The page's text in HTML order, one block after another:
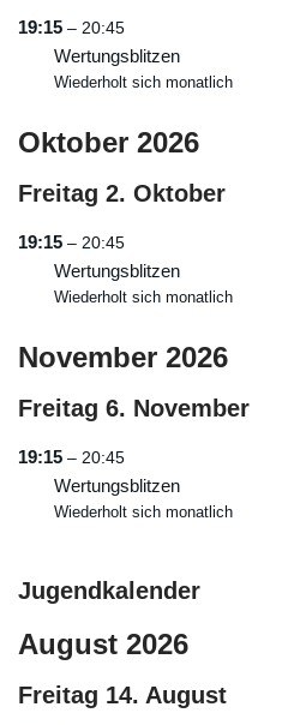
19:15 – 20:45
Wertungsblitzen
Wiederholt sich monatlich
Oktober 2026
Freitag 2. Oktober
19:15 – 20:45
Wertungsblitzen
Wiederholt sich monatlich
November 2026
Freitag 6. November
19:15 – 20:45
Wertungsblitzen
Wiederholt sich monatlich
Jugendkalender
August 2026
Freitag 14. August